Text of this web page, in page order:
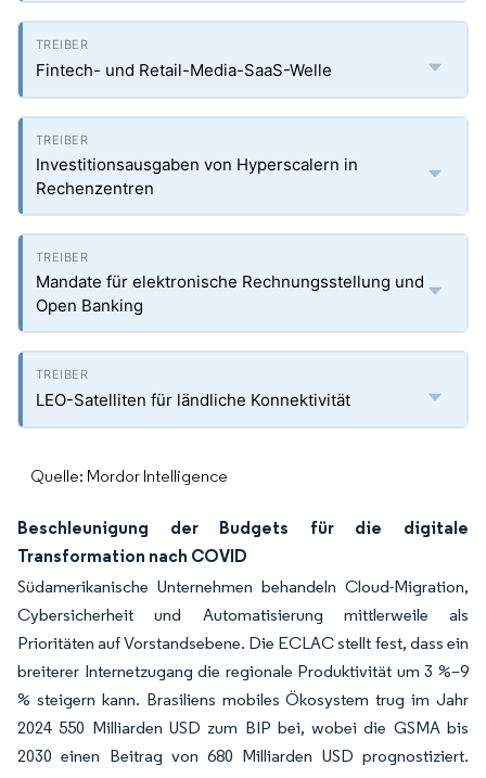
Fintech- und Retail-Media-SaaS-Welle
Investitionsausgaben von Hyperscalern in
Rechenzentren
Mandate für elektronische Rechnungsstellung und
Open Banking
LEO-Satelliten für ländliche Konnektivität
Quelle: Mordor Intelligence
Beschleunigung der Budgets für die digitale
Transformation nach COVID
Südamerikanische Unternehmen behandeln Cloud-Migration,
Cybersicherheit und Automatisierung mittlerweile als
Prioritäten auf Vorstandsebene. Die ECLAC stellt fest, dass ein
breiterer Internetzugang die regionale Produktivität um 3 %–9
% steigern kann. Brasiliens mobiles Ökosystem trug im Jahr
2024 550 Milliarden USD zum BIP bei, wobei die GSMA bis
2030 einen Beitrag von 680 Milliarden USD prognostiziert.